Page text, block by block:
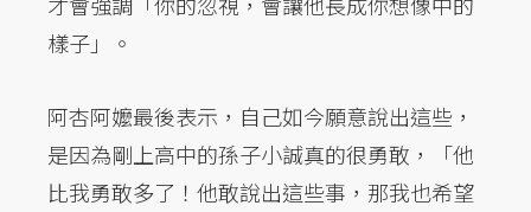
樣子」。
阿杏阿嬤最後表示，自己如今願意說出這些，
是因為剛上高中的孫子小誠真的很勇敢，「他
比我勇敢多了！他敢說出這些事，那我也希望